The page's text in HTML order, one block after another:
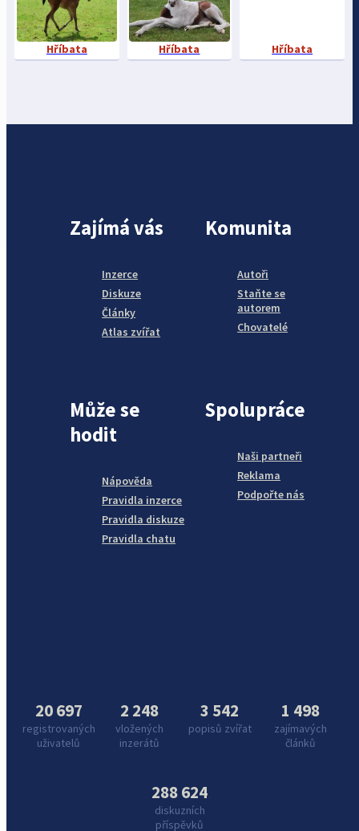
Hříbata Hříbata Hříbata
Zajímá vás
Inzerce
Diskuze
Články
Atlas zvířat
Komunita
Autoři
Staňte se
autorem
Chovatelé
Může se
hodit
Nápověda
Pravidla inzerce
Pravidla diskuze
Pravidla chatu
Spolupráce
Naši partneři
Reklama
Podpořte nás
20 697
registrovaných
uživatelů
2 248
vložených
inzerátů
3 542
popisů zvířat
1 498
zajímavých
článků
288 624
diskuzních
příspěvků